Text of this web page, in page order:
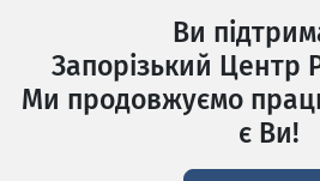
Ви
Запорізький Центр
Ми продовжуємо
є Ви!